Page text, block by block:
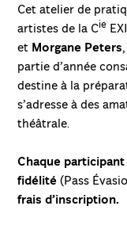
Cet atelier de
artistes de la Cie
et Morgane Peters
partie d’année
destine à la
s’adresse à des
théâtrale.
Chaque
fidélité(Pass
frais d’inscription.